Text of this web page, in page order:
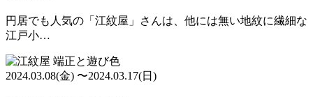
円居でも人気の「江紋屋」さんは、他には無い地紋に繊細な
江戸小…
2024.03.08(金) 〜2024.03.17(日)